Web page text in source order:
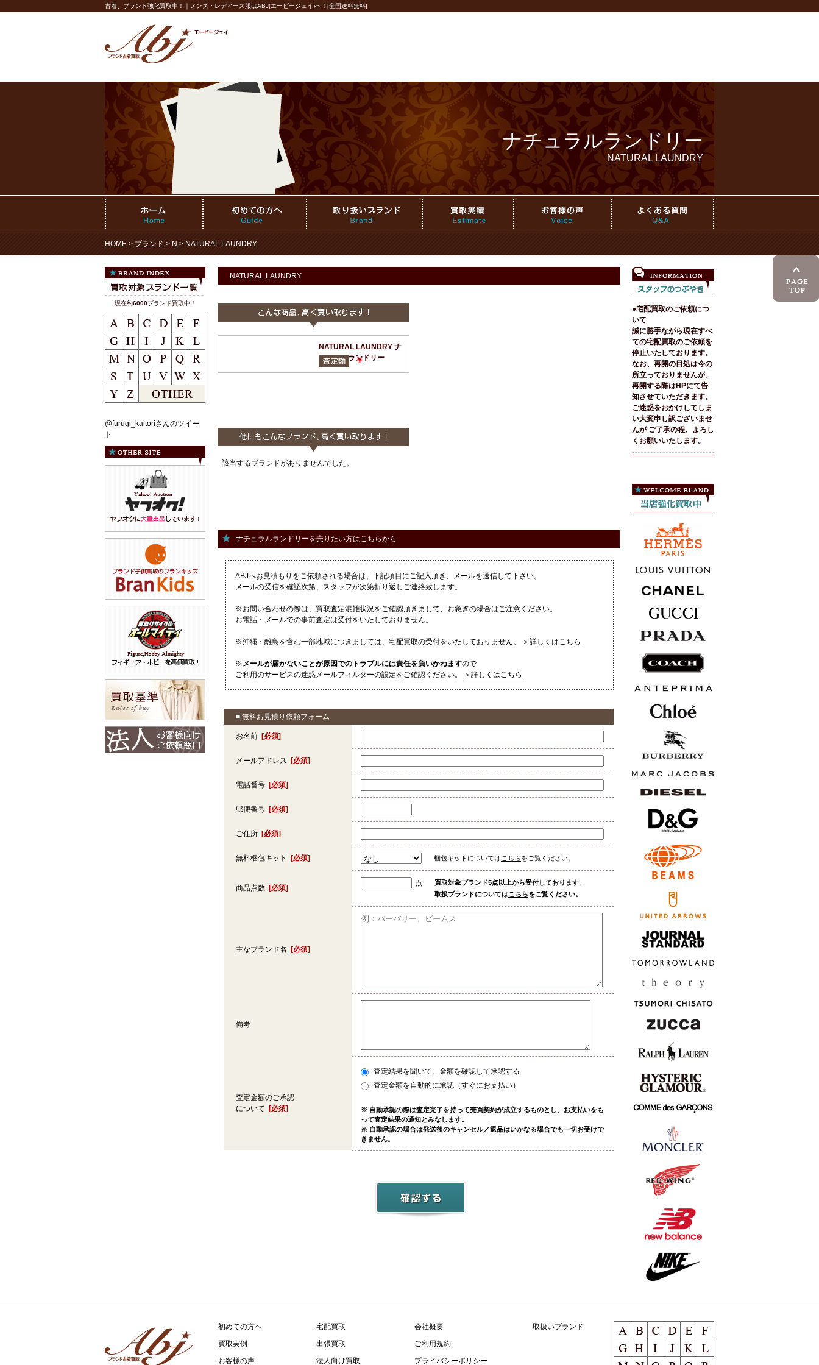
古着、ブランド強化買取中！｜メンズ・レディース服はABJ(エービージェイ)へ！[全国送料無料]
ナチュラルランドリー
NATURAL LAUNDRY
HOME > ブランド > N > NATURAL LAUNDRY
現在約6000ブランド買取中！
@furugi_kaitoriさんのツイー
ト
NATURAL LAUNDRY
NATURAL LAUNDRY ナ
チュラルランドリー
￥
該当するブランドがありませんでした。
ナチュラルランドリーを売りたい方はこちらから
ABJへお見積もりをご依頼される場合は、下記項目にご記入頂き、メールを送信して下さい。
メールの受信を確認次第、スタッフが次第折り返しご連絡致します。
※お問い合わせの際は、 買取査定混雑状況をご確認頂きまして、お急ぎの場合はご注意ください。
お電話・メールでの事前査定は受付をいたしておりません。
※沖縄・離島を含む一部地域につきましては、宅配買取の受付をいたしておりません。 ＞詳しくはこちら
※メールが届かないことが原因でのトラブルには責任を負いかねますので
ご利用のサービスの迷惑メールフィルターの設定をご確認ください。
＞詳しくはこちら
■ 無料お見積り依頼フォーム
お名前 [必須]
メールアドレス [必須]
電話番号 [必須]
郵便番号 [必須]
ご住所 [必須]
無料梱包キット [必須] 梱包キットについては こちらをご覧ください。
商品点数 [必須]
点
買取対象ブランド5点以上から受付しております。
取扱ブランドについてはこちらをご覧ください。
主なブランド名 [必須]
備考
査定金額のご承認
について
[必須]
査定結果を聞いて、金額を確認して承認する
査定金額を自動的に承認（すぐにお支払い）
※ 自動承認の際は査定完了を持って売買契約が成立するものとし、お支払いをも
って査定結果の通知とみなします。
※ 自動承認の場合は発送後のキャンセル／返品はいかなる場合でも一切お受けで
きません。
●宅配買取のご依頼につ
いて
誠に勝手ながら現在すべ
ての宅配買取のご依頼を
停止いたしております。
なお、再開の目処は今の
所立っておりませんが、
再開する際はHPにて告
知させていただきます。
ご迷惑をおかけしてしま
い大変申し訳ございませ
んが ご了承の程、よろし
くお願いいたします。
初めての方へ 宅配買取 会社概要
取扱いブランド
買取実例
出張買取
ご利用規約
お客様の声
法人向け買取 プライバシーポリシー